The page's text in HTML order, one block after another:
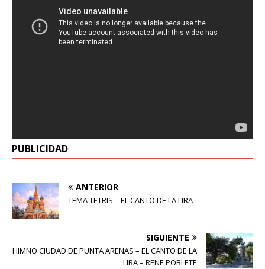
PUBLICIDAD
ANTERIOR
TEMA TETRIS – EL CANTO DE LA LIRA
SIGUIENTE
HIMNO CIUDAD DE PUNTA ARENAS – EL CANTO DE LA
LIRA – RENE POBLETE